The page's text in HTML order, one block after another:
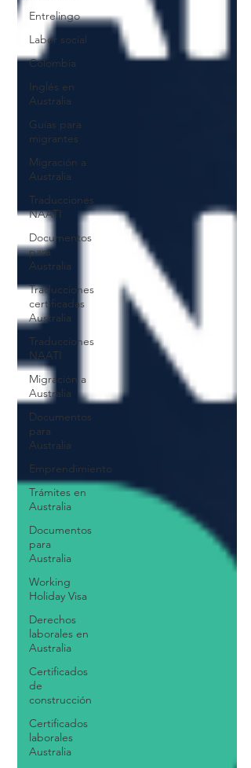
Entrelingo
Labor social
Colombia
Inglés en
Australia
Guías para
migrantes
Migración a
Australia
Traducciones
NAATI
Documentos
para
Australia
Traducciones
certificadas
Australia
Traducciones
NAATI
Migración a
Australia
Documentos
para
Australia
Emprendimiento
Trámites en
Australia
Documentos
para
Australia
Working
Holiday Visa
Derechos
laborales en
Australia
Certificados
de
construcción
Certificados
laborales
Australia